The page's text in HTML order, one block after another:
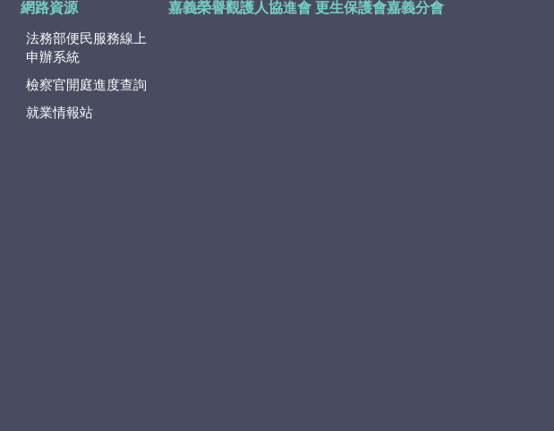
網路資源
法務部便民服務線上
申辦系統
檢察官開庭進度查詢
就業情報站
嘉義榮譽觀護人協進會 更生保護會嘉義分會